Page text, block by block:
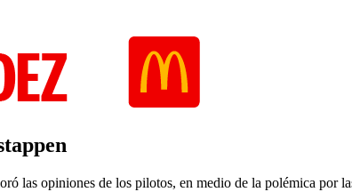
las opiniones de los pilotos, en medio de la polémica por